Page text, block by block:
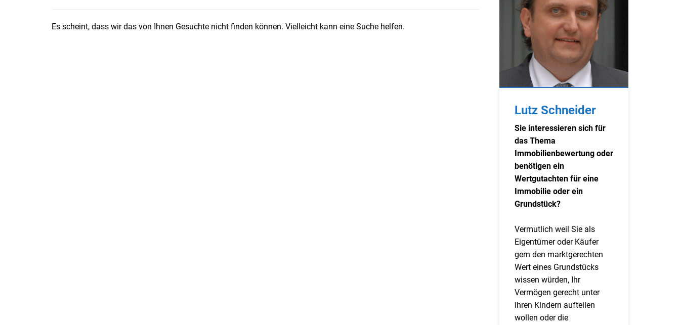
Es scheint, dass wir das von Ihnen Gesuchte nicht finden können. Vielleicht kann eine Suche helfen.
Lutz Schneider
Sie interessieren sich für
das Thema
Immobilienbewertung oder
benötigen ein
Wertgutachten für eine
Immobilie oder ein
Grundstück?
Vermutlich weil Sie als
Eigentümer oder Käufer
gern den marktgerechten
Wert eines Grundstücks
wissen würden, Ihr
Vermögen gerecht unter
ihren Kindern aufteilen
wollen oder die